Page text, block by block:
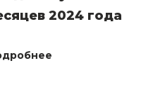
2024 года